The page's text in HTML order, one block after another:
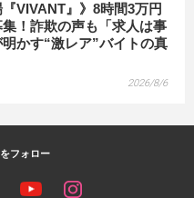
『VIVANT』》8時間3万円
！詐欺の声も「求人は事
かす“激レア”バイトの真
2026/8/6
フォロー